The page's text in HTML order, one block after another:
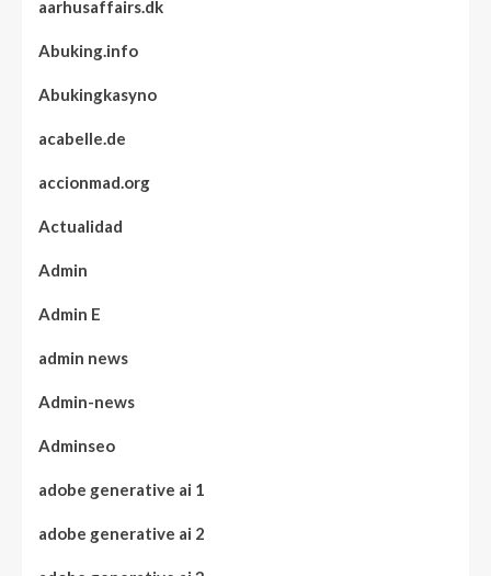
aarhusaffairs.dk
Abuking.info
Abukingkasyno
acabelle.de
accionmad.org
Actualidad
Admin
Admin E
admin news
Admin-news
Adminseo
adobe generative ai 1
adobe generative ai 2